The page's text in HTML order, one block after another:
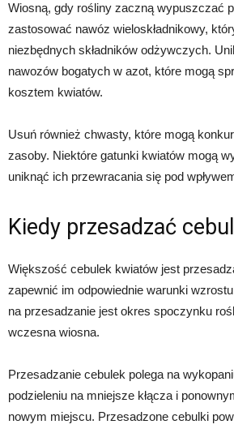
Wiosną, gdy rośliny zaczną wypuszczać
zastosować nawóz wieloskładnikowy,
niezbędnych składników odżywczych.
nawozów bogatych w azot, które mogą
kosztem kwiatów.
Usuń również chwasty, które mogą
zasoby. Niektóre gatunki kwiatów mogą
uniknąć ich przewracania się pod
Kiedy przesadzać
Większość cebulek kwiatów jest
zapewnić im odpowiednie warunki
na przesadzanie jest okres spoczynku
wczesna wiosna.
Przesadzanie cebulek polega na
podzieleniu na mniejsze kłącza i
nowym miejscu. Przesadzone cebulki